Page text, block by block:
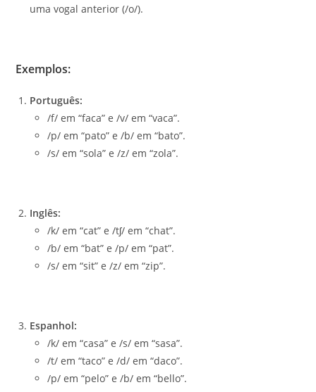
uma vogal anterior (/o/).
Exemplos:
Português:
/f/ em “faca” e /v/ em “vaca”.
/p/ em “pato” e /b/ em “bato”.
/s/ em “sola” e /z/ em “zola”.
Inglês:
/k/ em “cat” e /tʃ/ em “chat”.
/b/ em “bat” e /p/ em “pat”.
/s/ em “sit” e /z/ em “zip”.
Espanhol:
/k/ em “casa” e /s/ em “sasa”.
/t/ em “taco” e /d/ em “daco”.
/p/ em “pelo” e /b/ em “bello”.